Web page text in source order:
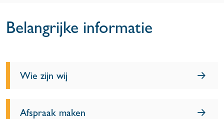
Belangrijke informatie
Wie zijn wij
Afspraak maken